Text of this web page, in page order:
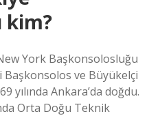
kim?
York Başkonsolosluğu
Başkonsolos ve Büyükelçi
yılında Ankara’da doğdu.
Orta Doğu Teknik